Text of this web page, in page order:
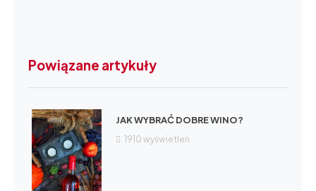
Przyznaję, że nie byłem pozytywnie nastawiony do robienia
tego wina, ale wyszło na prawdę dobre. Godne polecenia.
Powiązane artykuły
JAK WYBRAĆ DOBRE WINO?
1910wyświetleń